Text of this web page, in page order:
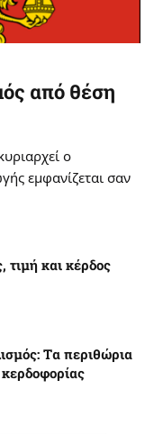
από θέση
ο
εμφανίζεται σαν
και κέρδος
Tα περιθώρια